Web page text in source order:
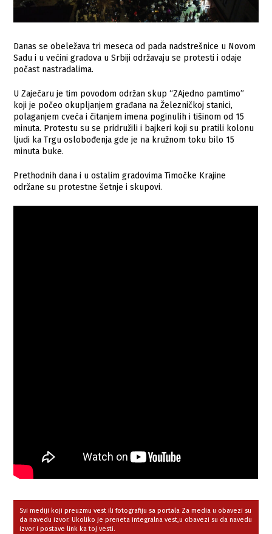
Danas se obeležava tri meseca od pada nadstrešnice u Novom
Sadu i u većini gradova u Srbiji održavaju se protesti i odaje
počast nastradalima.
U Zaječaru je tim povodom održan skup “ZAjedno pamtimo”
koji je počeo okupljanjem građana na Železničkoj stanici,
polaganjem cveća i čitanjem imena poginulih i tišinom od 15
minuta. Protestu su se pridružili i bajkeri koji su pratili kolonu
ljudi ka Trgu oslobođenja gde je na kružnom toku bilo 15
minuta buke.
Prethodnih dana i u ostalim gradovima Timočke Krajine
održane su protestne šetnje i skupovi.
Svi mediji koji preuzmu vest ili fotografiju sa portala Za media u obavezi su
da navedu izvor. Ukoliko je preneta integralna vest,u obavezi su da navedu
izvor i postave link ka toj vesti.